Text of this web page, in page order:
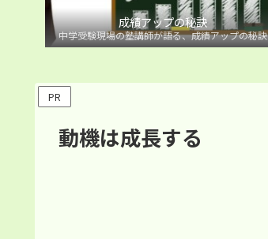
成績アップの秘訣
中学受験現場の塾講師が語る、成績アップの秘訣
PR
動機は成長する